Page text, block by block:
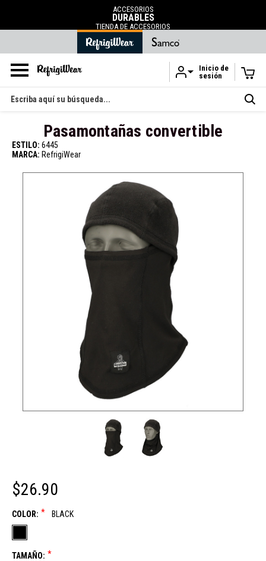
Ir al contenido principal
ACCESORIOS
DURABLES
TIENDA DE ACCESORIOS
Inicio de
sesión
Buscar
en
Pasamontañas convertible
ESTILO: 6445
MARCA: RefrigiWear
$26.90
COLOR: * BLACK
TAMAÑO: *